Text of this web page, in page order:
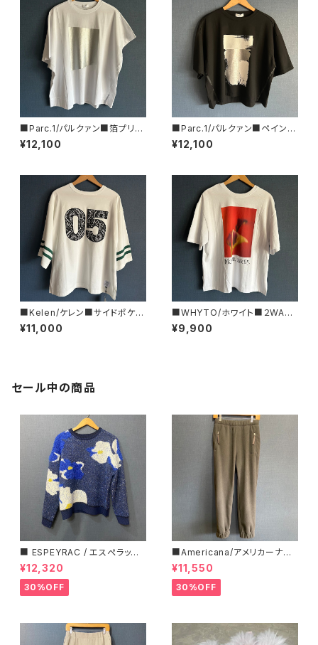
■Parc.1/パルクァン■箔プリン
トカットソー■108-076120
¥12,100
■Parc.1/パルクァン■ペイント
フォイルTee■107-076121
¥12,100
■Kelen/ケレン■サイドポケッ
ト・スウェットTEE■KLM26HC
S1203
¥11,000
■WHYTO/ホワイト■２WAY
プリントTシャツ■WHT26HC
S4015
¥9,900
セール中の商品
■ ESPEYRAC / エスぺラック
■ フラワーモチーフニット■YE
LLOW & NAVY■ 超カワイイ！
¥12,320
30%OFF
■Americana/アメリカーナ■
マイクロフリース・イージーパン
ツ■
¥11,550
30%OFF